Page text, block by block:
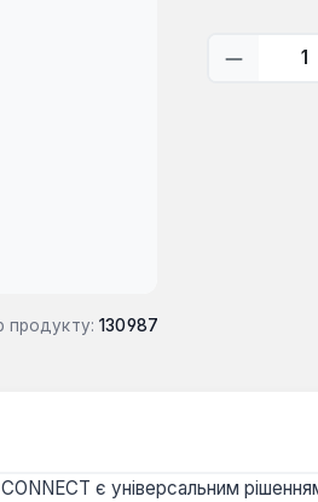
продукту: 130987
є універсальним